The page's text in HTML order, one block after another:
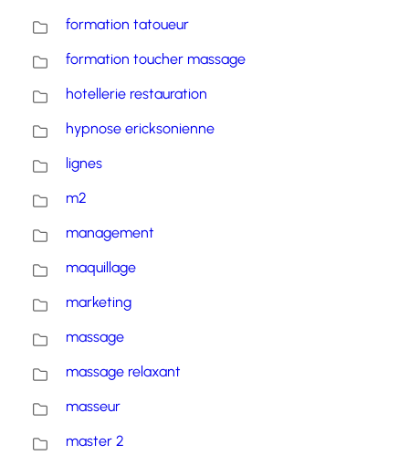
formation tatoueur
formation toucher massage
hotellerie restauration
hypnose ericksonienne
lignes
m2
management
maquillage
marketing
massage
massage relaxant
masseur
master 2